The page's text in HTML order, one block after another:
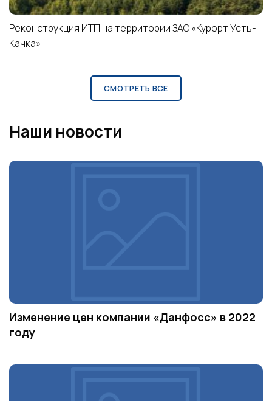
Реконструкция ИТП на территории ЗАО «Курорт Усть-
Качка»
СМОТРЕТЬ ВСЕ
Наши новости
Изменение цен компании «Данфосс» в 2022
году